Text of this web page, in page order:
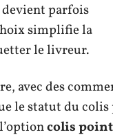
devient parfois
simplifie la
le livreur.
avec des
le statut du colis
colis point